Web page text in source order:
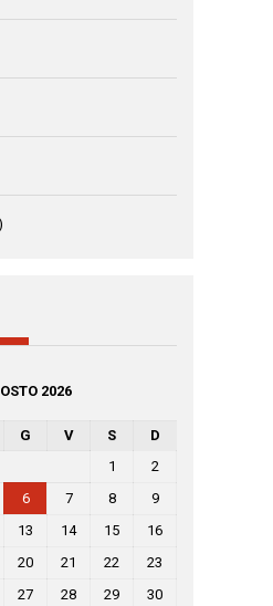
2026
G V S
D
1
2
6 7 8
9
13 14 15
16
20 21 22
23
27 28 29
30